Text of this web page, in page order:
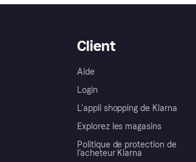
Client
Aide
Login
L'appli shopping de Klarna
Explorez les magasins
Politique de protection de
l’acheteur Klarna